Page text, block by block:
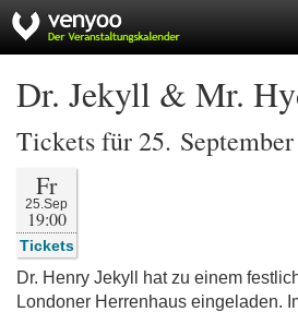
Dr. Jekyll & Mr.
Tickets für 25.
Fr
25.Sep
19:00
Tickets
Dr. Henry Jekyll hat zu einem
Londoner Herrenhaus eingeladen.